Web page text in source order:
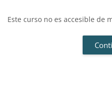
Este curso no es accesible de